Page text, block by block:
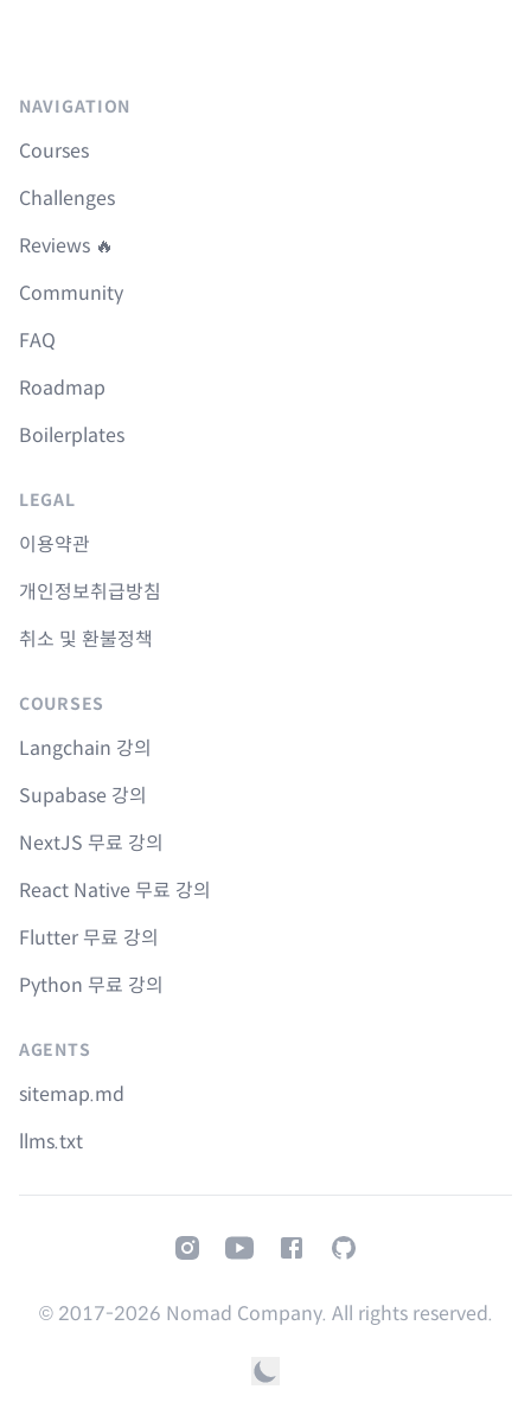
NAVIGATION
Courses
Challenges
Reviews 🔥
Community
FAQ
Roadmap
Boilerplates
LEGAL
이용약관
개인정보취급방침
취소 및 환불정책
COURSES
Langchain 강의
Supabase 강의
NextJS 무료 강의
React Native 무료 강의
Flutter 무료 강의
Python 무료 강의
AGENTS
sitemap.md
llms.txt
InstagramYoutubeFacebookGitHub
© 2017-2026 Nomad Company. All rights reserved.